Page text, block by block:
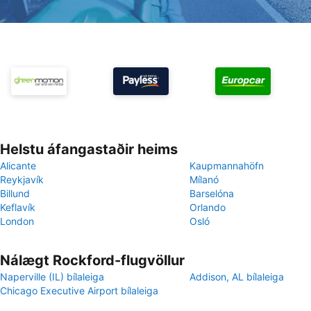
Helstu áfangastaðir heims
Alicante
Kaupmannahöfn
Reykjavík
Mílanó
Billund
Barselóna
Keflavík
Orlando
London
Osló
Nálægt Rockford-flugvöllur
Naperville (IL) bílaleiga
Addison, AL bílaleiga
Chicago Executive Airport bílaleiga